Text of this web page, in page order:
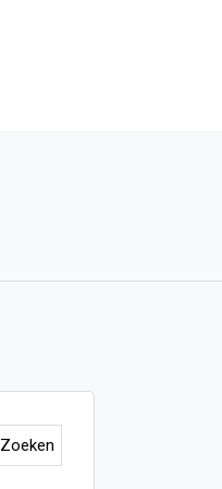
Zoeken